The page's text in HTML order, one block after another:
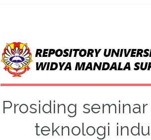
Prosiding
teknologi